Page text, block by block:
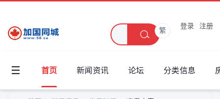
繁
登录 注册
☰ 首页 新闻资讯 论坛 分类信息